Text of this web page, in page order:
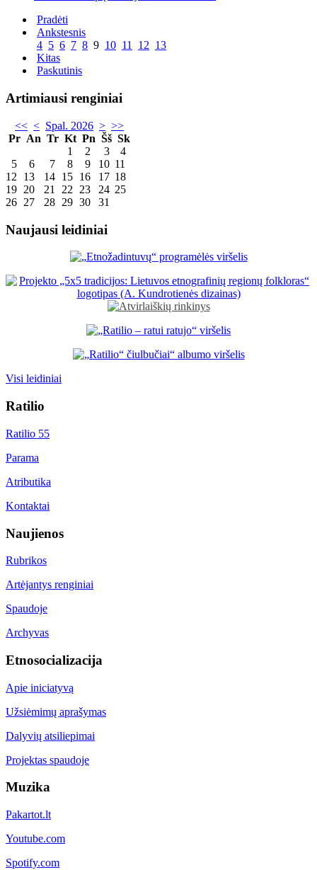
Pradėti
Ankstesnis
4 5 6 7 8 9 10 11 12 13
Kitas
Paskutinis
Artimiausi renginiai
<< < Spal. 2026 > >>
Pr An Tr Kt Pn Šš Sk
1
2 3
4
5
6 7 8 9 10 11
12
13 14 15 16 17 18
19 20 21 22 23 24 25
26 27 28 29 30 31
Naujausi leidiniai
Visi leidiniai
Ratilio
Ratilio 55
Parama
Atributika
Kontaktai
Naujienos
Rubrikos
Artėjantys renginiai
Spaudoje
Archyvas
Etnosocializacija
Apie iniciatyvą
Užsiėmimų aprašymas
Dalyvių atsiliepimai
Projektas spaudoje
Muzika
Pakartot.lt
Youtube.com
Spotify.com